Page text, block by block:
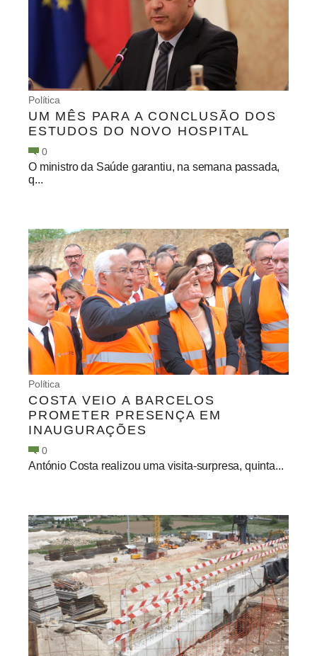
Política
UM MÊS PARA A CONCLUSÃO DOS
ESTUDOS DO NOVO HOSPITAL
0
O ministro da Saúde garantiu, na semana passada,
q...
Política
COSTA VEIO A BARCELOS
PROMETER PRESENÇA EM
INAUGURAÇÕES
0
António Costa realizou uma visita-surpresa, quinta...